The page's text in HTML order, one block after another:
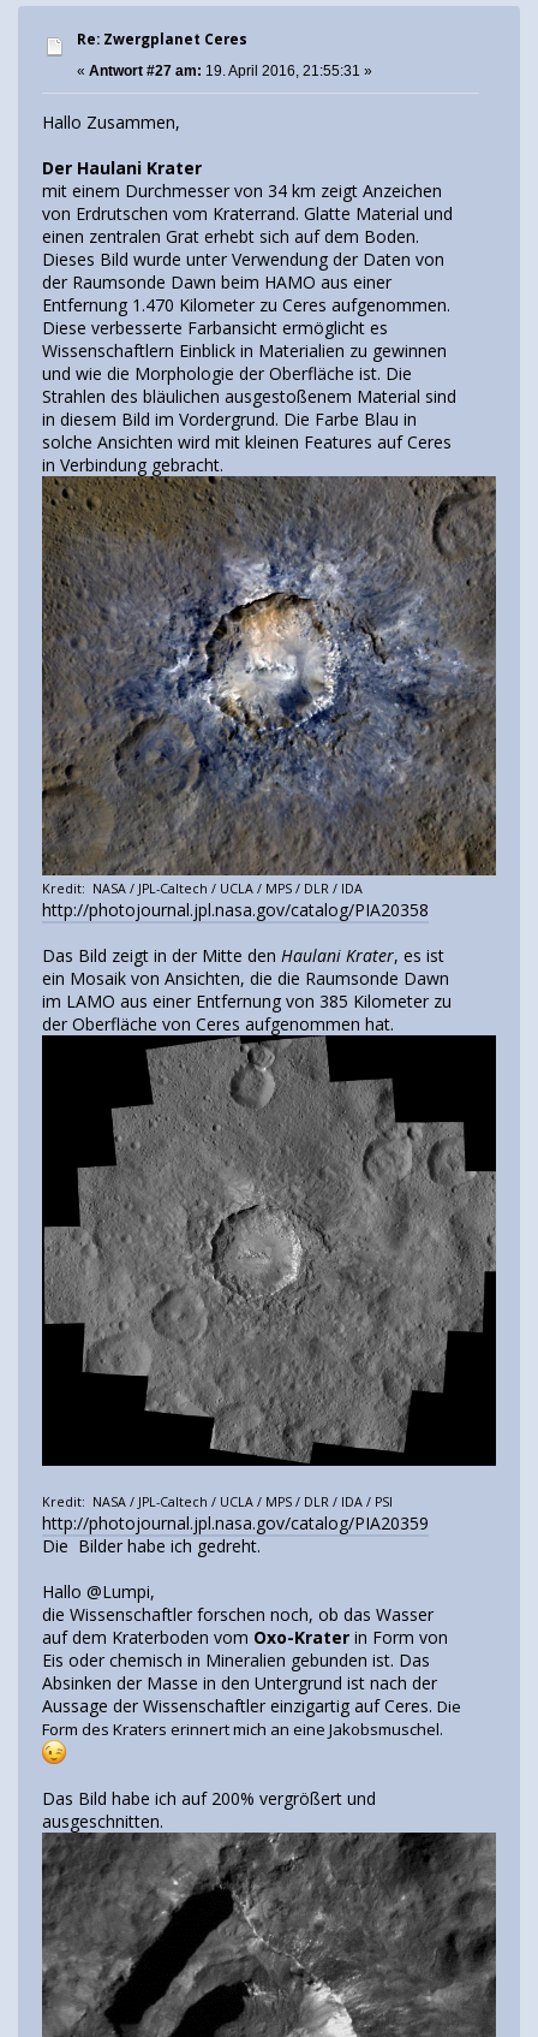
Re: Zwergplanet Ceres
« Antwort #27 am: 19. April 2016, 21:55:31 »
Hallo Zusammen,
Der Haulani Krater
mit einem Durchmesser von 34 km zeigt Anzeichen
von Erdrutschen vom Kraterrand. Glatte Material und
einen zentralen Grat erhebt sich auf dem Boden.
Dieses Bild wurde unter Verwendung der Daten von
der Raumsonde Dawn beim HAMO aus einer
Entfernung 1.470 Kilometer zu Ceres aufgenommen.
Diese verbesserte Farbansicht ermöglicht es
Wissenschaftlern Einblick in Materialien zu gewinnen
und wie die Morphologie der Oberfläche ist. Die
Strahlen des bläulichen ausgestoßenem Material sind
in diesem Bild im Vordergrund. Die Farbe Blau in
solche Ansichten wird mit kleinen Features auf Ceres
in Verbindung gebracht.
Kredit: NASA / JPL-Caltech / UCLA / MPS / DLR / IDA
http://photojournal.jpl.nasa.gov/catalog/PIA20358
Das Bild zeigt in der Mitte den Haulani Krater, es ist
ein Mosaik von Ansichten, die die Raumsonde Dawn
im LAMO aus einer Entfernung von 385 Kilometer zu
der Oberfläche von Ceres aufgenommen hat.
Kredit: NASA / JPL-Caltech / UCLA / MPS / DLR / IDA / PSI
http://photojournal.jpl.nasa.gov/catalog/PIA20359
Die Bilder habe ich gedreht.
Hallo @Lumpi,
die Wissenschaftler forschen noch, ob das Wasser
auf dem Kraterboden vom Oxo-Krater in Form von
Eis oder chemisch in Mineralien gebunden ist. Das
Absinken der Masse in den Untergrund ist nach der
Aussage der Wissenschaftler einzigartig auf Ceres. Die
Form des Kraters erinnert mich an eine Jakobsmuschel.
Das Bild habe ich auf 200% vergrößert und
ausgeschnitten.